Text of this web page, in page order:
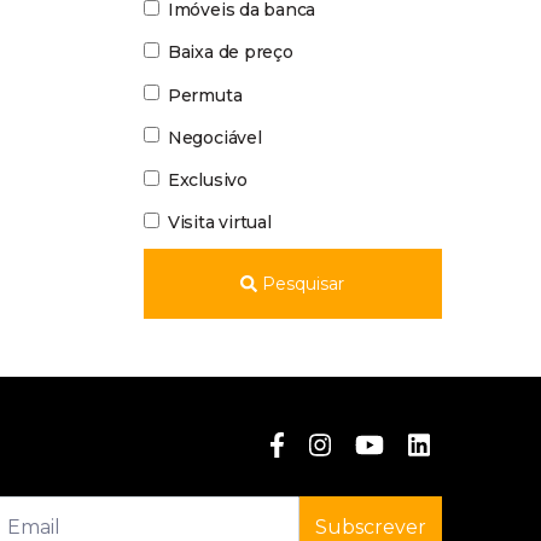
Imóveis da banca
Baixa de preço
Permuta
Negociável
Exclusivo
Visita virtual
Pesquisar
Subscrever